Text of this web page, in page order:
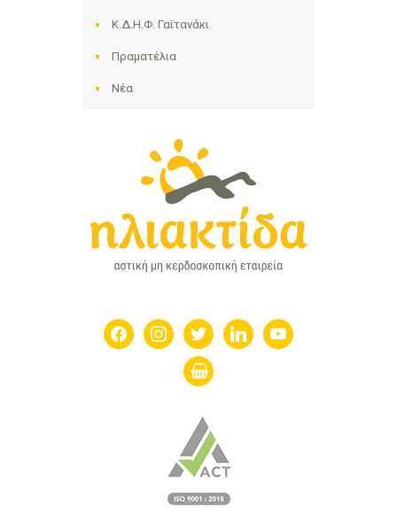
Κ.Δ.Η.Φ. Γαϊτανάκι
Πραματέλια
Νέα
facebookinstagramtwitter linkedin youtube
shopping-
basket